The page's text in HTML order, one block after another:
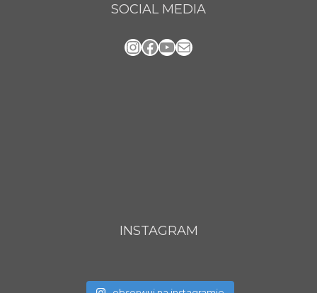
SOCIAL MEDIA
Instagram
Facebook
YouTube
Mail
INSTAGRAM